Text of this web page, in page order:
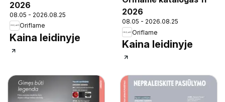
2026
08.05 - 2026.08.25
Oriflame
Kaina leidinyje
2026
08.05 - 2026.08.25
Oriflame
Kaina leidinyje